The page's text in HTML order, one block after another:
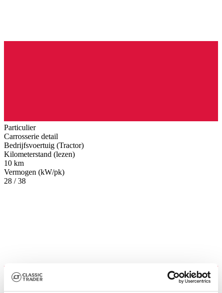
Particulier
Carrosserie detail
Bedrijfsvoertuig (Tractor)
Kilometerstand (lezen)
10 km
Vermogen (kW/pk)
28 / 38